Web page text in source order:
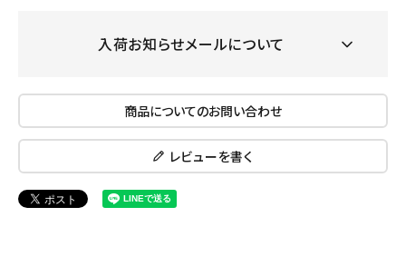
入荷お知らせメールについて
商品についてのお問い合わせ
レビューを書く